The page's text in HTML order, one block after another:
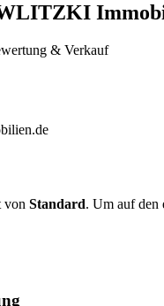
& Verkauf
von Standard. Um auf den